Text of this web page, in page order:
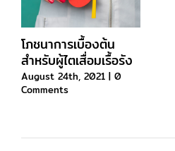
โภชนาการเบื้องต้น
สำหรับผู้ไตเสื่อมเรื้อรัง
August 24th, 2021 | 0
Comments